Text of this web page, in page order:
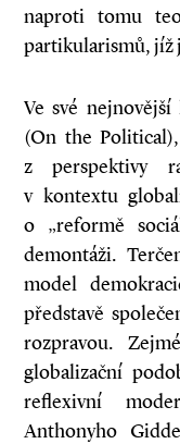
naproti tomu
partikularismů, jíž
Ve své nejnovější
(On the
z perspektivy
v kontextu
o „reformě
demontáži.
model
představě
rozpravou.
globalizační
reflexivní
Anthonyho